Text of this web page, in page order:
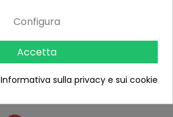
Configura
Accetta
Informativa sulla privacy e sui cookie